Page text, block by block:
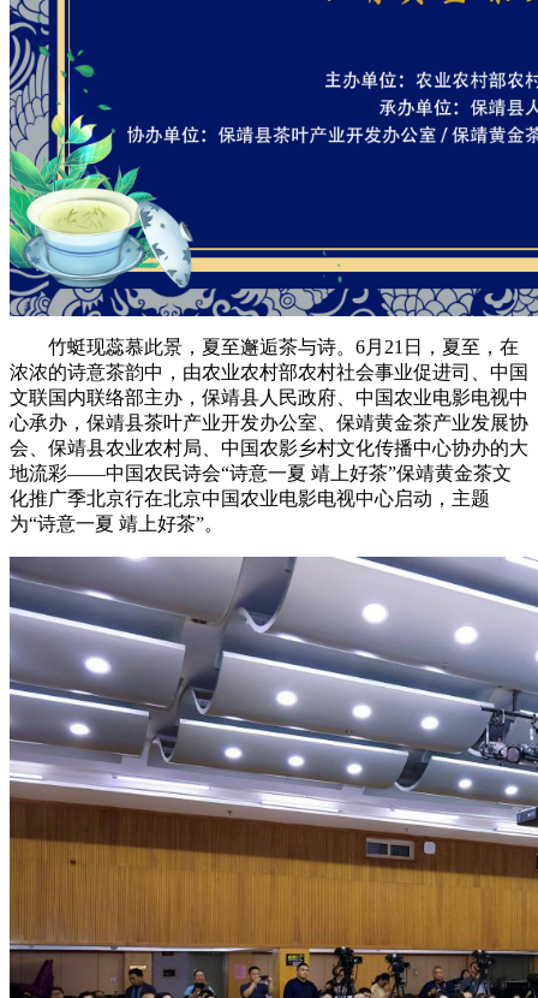
竹蜓现蕊慕此景，夏至邂逅茶与诗。6月21日，夏至，在
浓浓的诗意茶韵中，由农业农村部农村社会事业促进司、中国
文联国内联络部主办，保靖县人民政府、中国农业电影电视中
心承办，保靖县茶叶产业开发办公室、保靖黄金茶产业发展协
会、保靖县农业农村局、中国农影乡村文化传播中心协办的大
地流彩——中国农民诗会“诗意一夏 靖上好茶”保靖黄金茶文
化推广季北京行在北京中国农业电影电视中心启动，主题
为“诗意一夏 靖上好茶”。